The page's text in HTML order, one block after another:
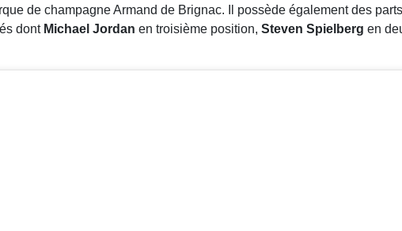
de champagne Armand de Brignac. Il possède également des
dont Michael Jordan en troisième position, Steven Spielberg en